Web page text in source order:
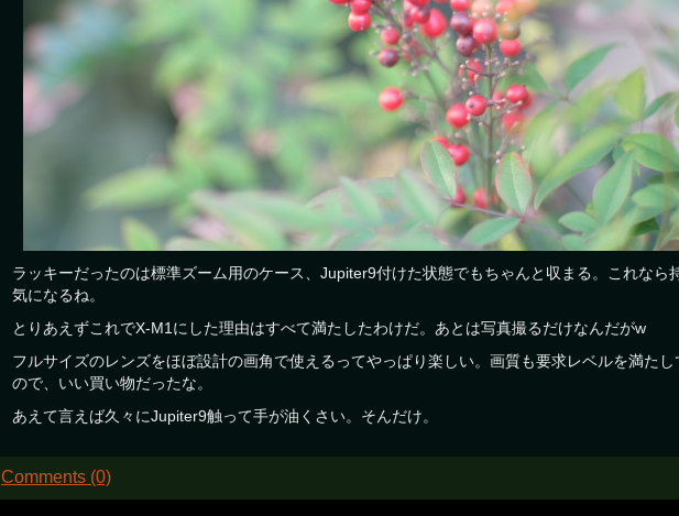
ラッキーだったのは標準ズーム用のケース、Jupiter9付けた状態でもちゃんと収まる。これなら
気になるね。
とりあえずこれでX-M1にした理由はすべて満たしたわけだ。あとは写真撮るだけなんだがw
フルサイズのレンズをほぼ設計の画角で使えるってやっぱり楽しい。画質も要求レベルを満たし
ので、いい買い物だったな。
あえて言えば久々にJupiter9触って手が油くさい。そんだけ。
Comments (0)